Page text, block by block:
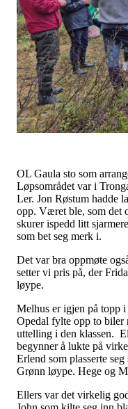
OL Gaula sto som
Løpsområdet var i
Ler. Jon Røstum hadde
opp. Været ble, som det
skurer ispedd litt
som bet seg merk i.
Det var bra oppmøte
setter vi pris på, der
løype.
Melhus er igjen på topp
Opedal fylte opp to biler
uttelling i den klassen.
begynner å lukte på
Erlend som plasserte
Grønn løype. Hege og
Ellers var det virkelig